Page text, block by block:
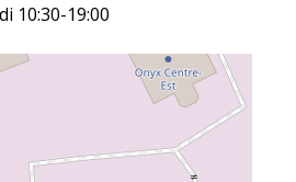
10:30-19:00